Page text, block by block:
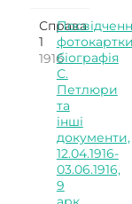
Справа
1
1916біографія
С.
Петлюри
та
інші
документи,
12.04.1916-
03.06.1916,
9